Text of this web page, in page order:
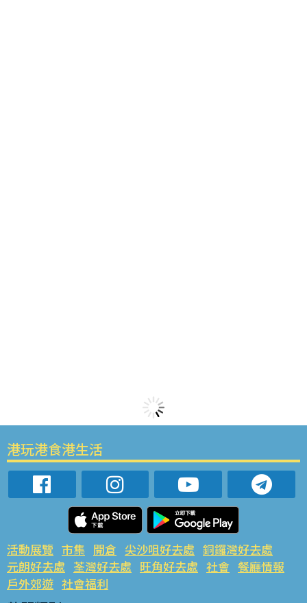
港玩港食港生活
活動展覽 市集 開倉 尖沙咀好去處 銅鑼灣好去處
元朗好去處 荃灣好去處 旺角好去處 社會 餐廳情報
戶外郊遊 社會福利